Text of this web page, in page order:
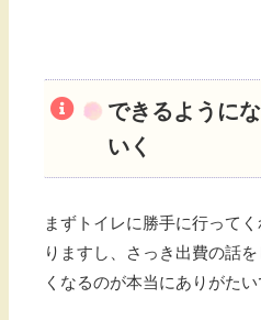
できるように
いく
まずトイレに勝手に行って
りますし、さっき出費の話
くなるのが本当にありがたい